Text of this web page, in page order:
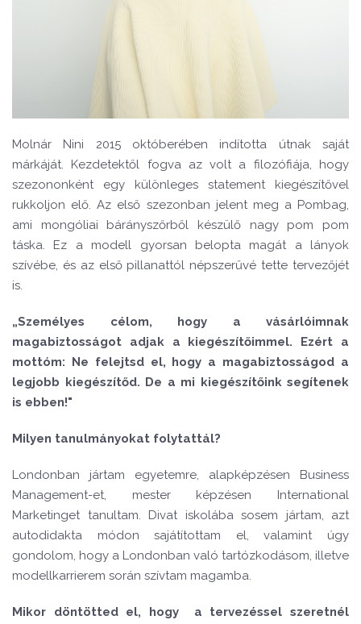
Molnár Nini 2015 októberében indította útnak saját
márkáját. Kezdetektől fogva az volt a filozófiája, hogy
szezononként egy különleges statement kiegészítővel
rukkoljon elő. Az első szezonban jelent meg a Pombag,
ami mongóliai bárányszőrből készülő nagy pom pom
táska. Ez a modell gyorsan belopta magát a lányok
szívébe, és az első pillanattól népszerűvé tette tervezőjét
is.
„Személyes célom, hogy a vásárlóimnak
magabiztosságot adjak a kiegészítőimmel. Ezért a
mottóm:
Ne felejtsd el, hogy a magabiztosságod a
legjobb kiegészítőd. De a mi kiegészítőink segítenek
is ebben!"
Milyen tanulmányokat folytattál?
Londonban jártam egyetemre, alapképzésen Business
Management-et, mester képzésen International
Marketinget tanultam. Divat iskolába sosem jártam, azt
autodidakta módon sajátítottam el, valamint úgy
gondolom, hogy a Londonban való tartózkodásom, illetve
modellkarrierem során szívtam magamba.
Mikor döntötted el, hogy a tervezéssel szeretnél